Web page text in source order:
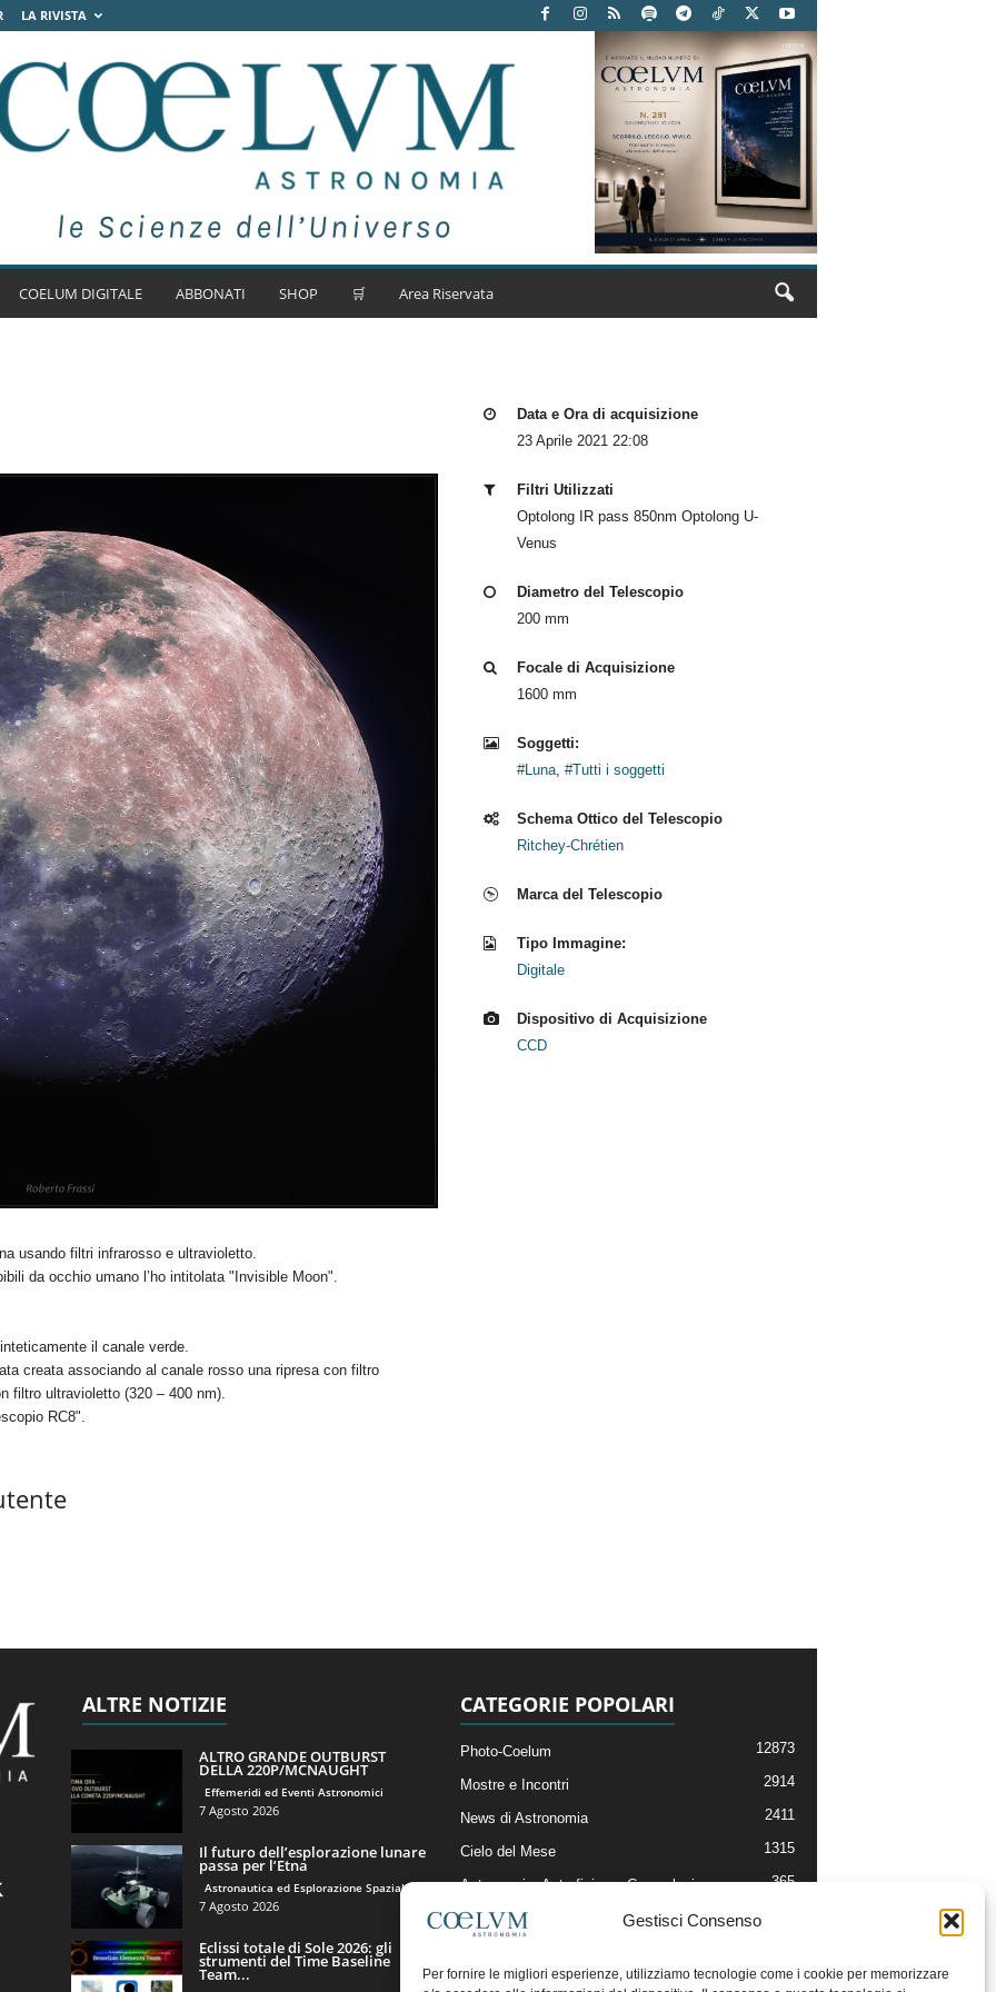
Gestisci Consenso
Per fornire le migliori esperienze, utilizziamo tecnologie come i cookie per memorizzare
LA RIVISTA
COELUM DIGITALE ABBONATI SHOP 🛒 Area Riservata
usando filtri infrarosso e ultravioletto.
da occhio umano l’ho intitolata "Invisible Moon".
il canale verde.
creata associando al canale rosso una ripresa con filtro
filtro ultravioletto (320 – 400 nm).
RC8".
Data e Ora di acquisizione
23 Aprile 2021 22:08
Filtri Utilizzati
Optolong IR pass 850nm Optolong U-
Venus
Diametro del Telescopio
200 mm
Focale di Acquisizione
1600 mm
Soggetti:
#Luna, #Tutti i soggetti
Schema Ottico del Telescopio
Ritchey-Chrétien
Marca del Telescopio
Tipo Immagine:
Digitale
Dispositivo di Acquisizione
CCD
ALTRE NOTIZIE
ALTRO GRANDE OUTBURST
DELLA 220P/MCNAUGHT
Effemeridi ed Eventi Astronomici
7 Agosto 2026
Il futuro dell’esplorazione lunare
passa per l’Etna
Astronautica ed Esplorazione Spaziale
7 Agosto 2026
Eclissi totale di Sole 2026: gli
strumenti del Time Baseline
Team...
CATEGORIE POPOLARI
Photo-Coelum 12873
Mostre e Incontri 2914
News di Astronomia 2411
Cielo del Mese 1315
Astronomia, Astrofisica e Cosmologia 365
Articoli e Risorse On-Line